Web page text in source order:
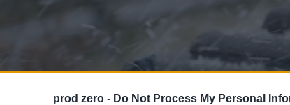
prod zero - Do Not Process My Personal